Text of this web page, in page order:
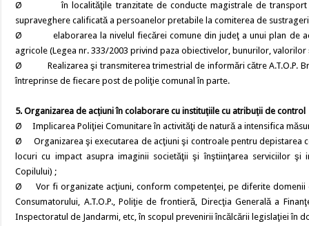
Ø în localităţile tranzitate de conducte magistrale de transport
supraveghere calificată a persoanelor pretabile la comiterea de
Ø elaborarea la nivelul fiecărei comune din judeţ a unui plan de
agricole (Legea nr. 333/2003 privind paza obiectivelor, bunurilor,
Ø Realizarea şi transmiterea trimestrial de informări către A.T.O.P.
întreprinse de fiecare post de poliţie comunal în parte.
5. Organizarea de acţiuni în colaborare cu instituţiile cu atribuţii de control
Ø Implicarea Poliţiei Comunitare în activităţi de natură a intensifica
Ø Organizarea şi executarea de acţiuni şi controale pentru depistarea
locuri cu impact asupra imaginii societăţii şi înştiinţarea serviciilor şi
Copilului) ;
Ø Vor fi organizate acţiuni, conform competenţei, pe diferite domenii
Consumatorului, A.T.O.P., Poliţie de frontieră, Direcţia Generală a
Inspectoratul de Jandarmi, etc, în scopul prevenirii încălcării legislaţiei în